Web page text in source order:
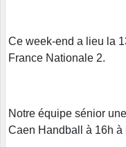
Ce week-end a lieu la
France Nationale 2.
Notre équipe sénior
Caen Handball à 16h